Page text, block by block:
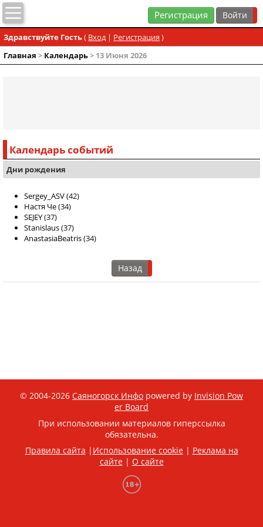
Регистрация
Здравствуйте Гость( Вход| Регистрация )
Главная > Календарь> 13 Июня 2026
Календарь событий
Дни рождения
Sergey_ASV(42)
Настя Че(34)
SEJEY(37)
Stanislaus(37)
AnastasiaBeatris(34)
Назад
© 2004-2026 Саяногорск Инфо powered by Invision Pow
er Board
При использовании материалов гиперссылка
обязательна.
Правила сайта | Использование cookie| Реклама на
сайте| О сайте